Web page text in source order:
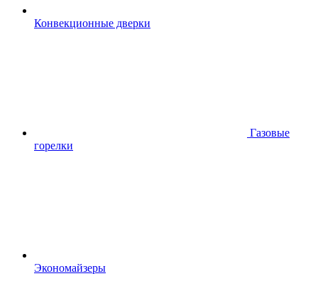
Конвекционные дверки
Газовые
горелки
Экономайзеры